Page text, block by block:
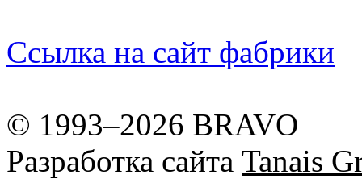
Ссылка на сайт фабрики
© 1993–2026 BRAVO
Разработка сайта Tanais